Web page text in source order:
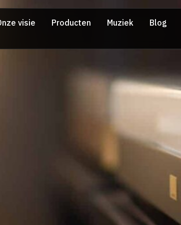
visie Producten Muziek Blog